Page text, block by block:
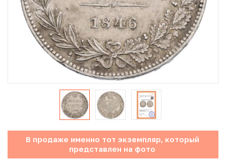
Юбилейные монеты Банка России (с 1999 года)
Памятные и инвестиционные монеты СССР и России
Иностранные монеты
Неофициальные выпуски монет (Unusual)
Античные и средневековые монеты
Наборы монет
Инвестиционные монеты
В продаже именно тот экземпляр, который
представлен на фото